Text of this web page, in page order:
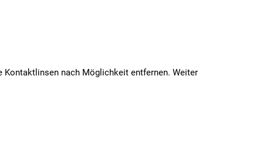
Kontaktlinsen nach Möglichkeit entfernen. Weiter